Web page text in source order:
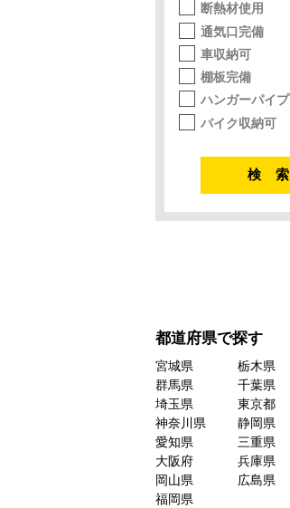
断熱材使用
通気口完備
車収納可
棚板完備
ハンガーパイプ
バイク収納可
都道府県で探す
宮城県
栃木県
群馬県
千葉県
埼玉県
東京都
神奈川県
静岡県
愛知県
三重県
大阪府
兵庫県
岡山県
広島県
福岡県